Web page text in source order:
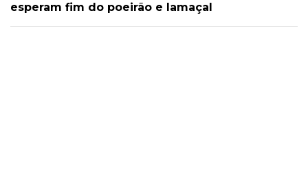
esperam fim do poeirão e lamaçal